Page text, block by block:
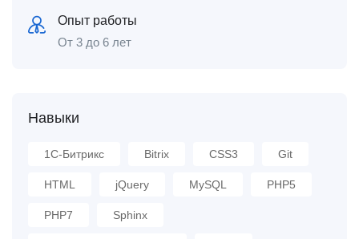
Опыт работы
От 3 до 6 лет
Навыки
1С-Битрикс Bitrix CSS3 Git
HTML jQuery MySQL PHP5
PHP7 Sphinx